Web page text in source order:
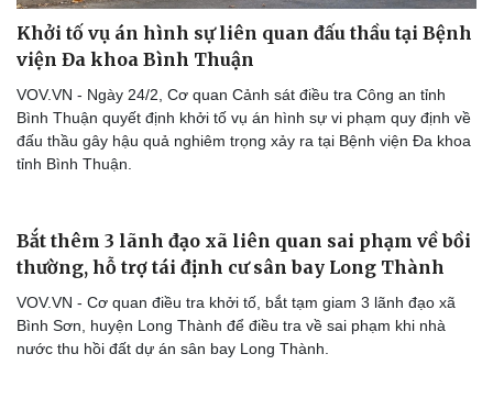
Khởi tố vụ án hình sự liên quan đấu thầu tại Bệnh
viện Đa khoa Bình Thuận
VOV.VN - Ngày 24/2, Cơ quan Cảnh sát điều tra Công an tỉnh
Bình Thuận quyết định khởi tố vụ án hình sự vi phạm quy định về
đấu thầu gây hậu quả nghiêm trọng xảy ra tại Bệnh viện Đa khoa
tỉnh Bình Thuận.
Bắt thêm 3 lãnh đạo xã liên quan sai phạm về bồi
thường, hỗ trợ tái định cư sân bay Long Thành
VOV.VN - Cơ quan điều tra khởi tố, bắt tạm giam 3 lãnh đạo xã
Bình Sơn, huyện Long Thành để điều tra về sai phạm khi nhà
nước thu hồi đất dự án sân bay Long Thành.